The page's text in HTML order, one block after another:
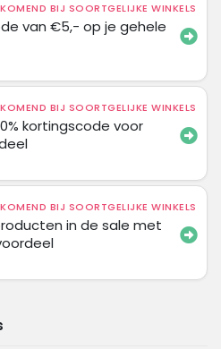
BIJ SOORTGELIJKE WINKELS
van €5,- op je gehele
BIJ SOORTGELIJKE WINKELS
kortingscode voor
BIJ SOORTGELIJKE WINKELS
in de sale met